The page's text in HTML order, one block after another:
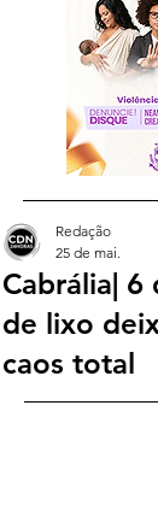
Cabrália| 6
de lixo
caos total
Redação
25 de mai.